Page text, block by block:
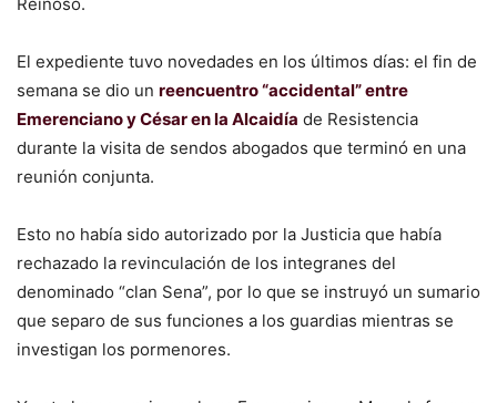
Reinoso.
El expediente tuvo novedades en los últimos días: el fin de
semana se dio un reencuentro “accidental” entre
Emerenciano y César en la Alcaidía de Resistencia
durante la visita de sendos abogados que terminó en una
reunión conjunta.
Esto no había sido autorizado por la Justicia que había
rechazado la revinculación de los integranes del
denominado “clan Sena”, por lo que se instruyó un sumario
que separo de sus funciones a los guardias mientras se
investigan los pormenores.